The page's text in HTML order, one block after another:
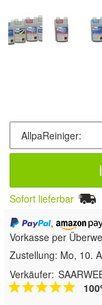
Sofort lieferbar
,
Vorkasse per
Zustellung: Mo, 10.
Verkäufer: